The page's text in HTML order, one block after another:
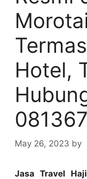
Hotel,
May 26, 2023 by
Jasa Travel